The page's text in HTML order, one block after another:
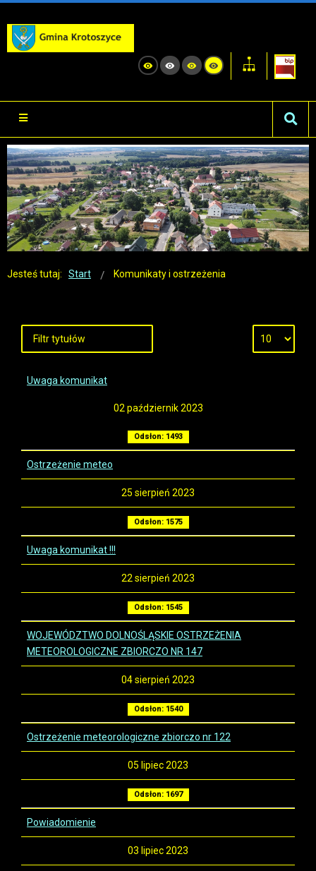
Jesteś tutaj: Start Komunikaty i ostrzeżenia
Uwaga komunikat
02 październik 2023
Odsłon: 1493
Ostrzeżenie meteo
25 sierpień 2023
Odsłon: 1575
Uwaga komunikat !!!
22 sierpień 2023
Odsłon: 1545
WOJEWÓDZTWO DOLNOŚLĄSKIE OSTRZEŻENIA
METEOROLOGICZNE ZBIORCZO NR 147
04 sierpień 2023
Odsłon: 1540
Ostrzeżenie meteorologiczne zbiorczo nr 122
05 lipiec 2023
Odsłon: 1697
Powiadomienie
03 lipiec 2023